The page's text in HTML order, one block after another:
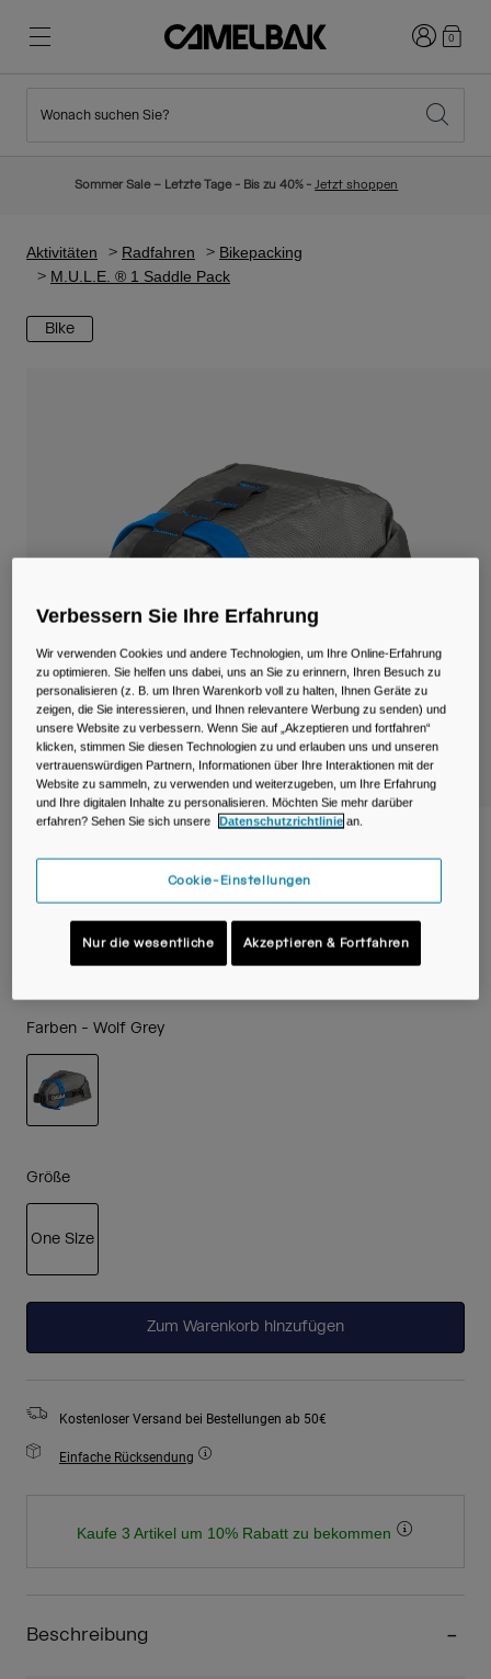
Neuigkeiten
Trinkrucksäcke
Becher & Travel Mugs
Trinkblasen
Zubehör
Alle kaufen
Wandern
Reisen & Lifestyle
Weg mit Wegwerfartikel
Anmelden
0
Wonach suchen Sie?
Sommer Sale – Letzte Tage - Bis zu 40% -Jetzt shoppen
Aktivitäten Radfahren
Bikepacking
M.U.L.E. ® 1 Saddle Pack
Bike
38647-D57-OS
€ 44,99
Farben - Wolf Grey
Größe
One Size
Zum Warenkorb hinzufügen
Kostenloser Versand bei Bestellungen ab 50€
Einfache Rücksendung
Kaufe 3 Artikel um 10% Rabatt zu bekommen
Beschreibung
Verbessern Sie Ihre Erfahrung
Wir verwenden Cookies und andere Technologien, um Ihre Online-Erfahrung
zu optimieren. Sie helfen uns dabei, uns an Sie zu erinnern, Ihren Besuch zu
personalisieren (z. B. um Ihren Warenkorb voll zu halten, Ihnen Geräte zu
zeigen, die Sie interessieren, und Ihnen relevantere Werbung zu senden) und
unsere Website zu verbessern. Wenn Sie auf „Akzeptieren und fortfahren“
klicken, stimmen Sie diesen Technologien zu und erlauben uns und unseren
vertrauenswürdigen Partnern, Informationen über Ihre Interaktionen mit der
Website zu sammeln, zu verwenden und weiterzugeben, um Ihre Erfahrung
und Ihre digitalen Inhalte zu personalisieren. Möchten Sie mehr darüber
erfahren? Sehen Sie sich unsere
Datenschutzrichtlinie an.
Cookie-Einstellungen
Nur die wesentliche Akzeptieren & Fortfahren